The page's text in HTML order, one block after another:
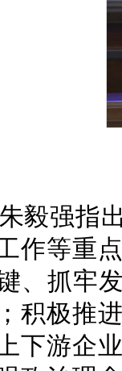
朱毅强指
作等重
、抓牢
积极推
下游企